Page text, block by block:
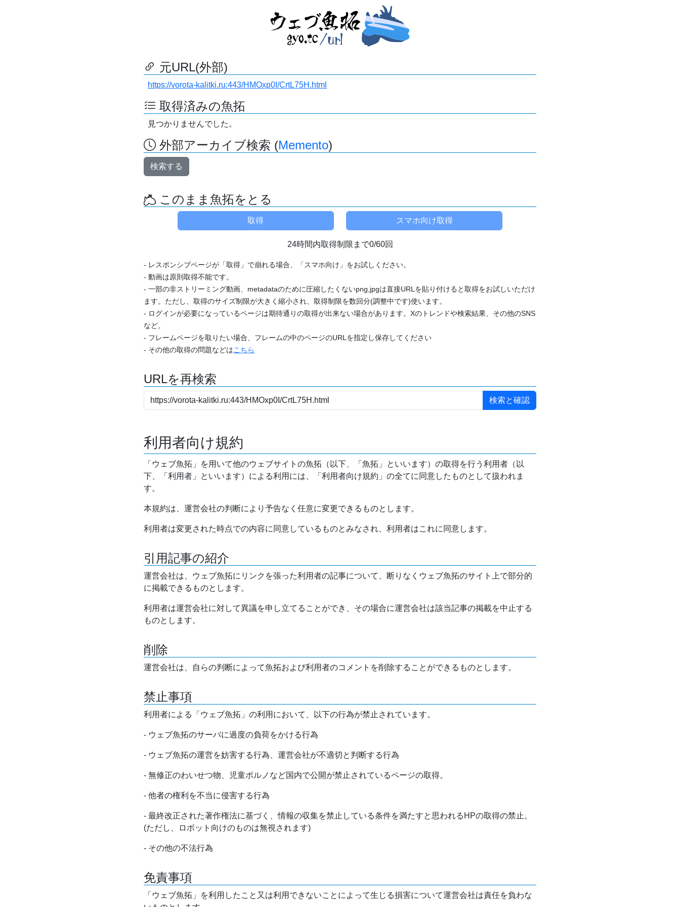
元URL(外部)
https://vorota-kalitki.ru:443/HMOxp0I/CrtL75H.html
取得済みの魚拓
見つかりませんでした。
外部アーカイブ検索 (Memento)
検索する
このまま魚拓をとる
24時間内取得制限まで0/60回
- レスポンシブページが「取得」で崩れる場合、「スマホ向け」をお試しください。
- 動画は原則取得不能です。
- 一部の非ストリーミング動画、metadataのために圧縮したくないpng,jpgは直接URLを貼り付けると取得をお試しいただけ
ます。ただし、取得のサイズ制限が大きく縮小され、取得制限を数回分(調整中です)使います。
- ログインが必要になっているページは期待通りの取得が出来ない場合があります。Xのトレンドや検索結果、その他のSNS
など。
- フレームページを取りたい場合、フレームの中のページのURLを指定し保存してください
- その他の取得の問題などはこちら
URLを再検索
利用者向け規約
「ウェブ魚拓」を用いて他のウェブサイトの魚拓（以下、「魚拓」といいます）の取得を行う利用者（以
下、「利用者」といいます）による利用には、「利用者向け規約」の全てに同意したものとして扱われま
す。
本規約は、運営会社の判断により予告なく任意に変更できるものとします。
利用者は変更された時点での内容に同意しているものとみなされ、利用者はこれに同意します。
引用記事の紹介
運営会社は、ウェブ魚拓にリンクを張った利用者の記事について、断りなくウェブ魚拓のサイト上で部分的
に掲載できるものとします。
利用者は運営会社に対して異議を申し立てることができ、その場合に運営会社は該当記事の掲載を中止する
ものとします。
削除
運営会社は、自らの判断によって魚拓および利用者のコメントを削除することができるものとします。
禁止事項
利用者による「ウェブ魚拓」の利用において、以下の行為が禁止されています。
- ウェブ魚拓のサーバに過度の負荷をかける行為
- ウェブ魚拓の運営を妨害する行為、運営会社が不適切と判断する行為
- 無修正のわいせつ物、児童ポルノなど国内で公開が禁止されているページの取得。
- 他者の権利を不当に侵害する行為
- 最終改正された著作権法に基づく、情報の収集を禁止している条件を満たすと思われるHPの取得の禁止。
(ただし、ロボット向けのものは無視されます)
- その他の不法行為
免責事項
「ウェブ魚拓」を利用したこと又は利用できないことによって生じる損害について運営会社は責任を負わな